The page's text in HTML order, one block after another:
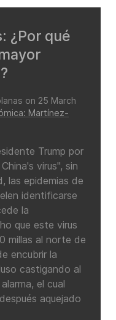
¿Por qué
on 25 March
Martínez-
Trump por
virus", sin
las epidemias de
identificarse
la
que este virus
millas al norte de
encubrir la
castigando al
el cual
aquejado